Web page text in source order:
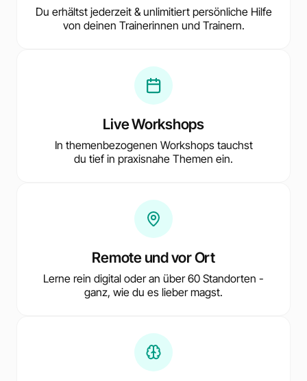
Du erhältst jederzeit & unlimitiert persönliche Hilfe
von deinen Trainerinnen und Trainern.
Live Workshops
In themenbezogenen Workshops tauchst
du tief in praxisnahe Themen ein.
Remote und vor Ort
Lerne rein digital oder an über 60 Standorten -
ganz, wie du es lieber magst.